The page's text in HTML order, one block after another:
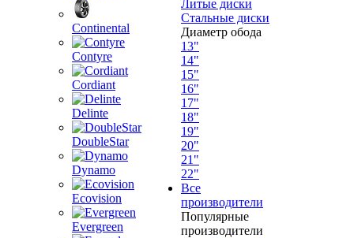
Continental
Contyre
Cordiant
Delinte
DoubleStar
Dynamo
Ecovision
Evergreen
Литые диски
Стальные диски
Диаметр обода
13"
14"
15"
16"
17"
18"
19"
20"
21"
22"
Все
производители
Популярные
производители